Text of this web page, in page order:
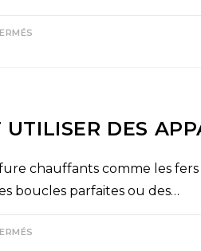
UTILISER DES
chauffants comme les
boucles parfaites ou des…